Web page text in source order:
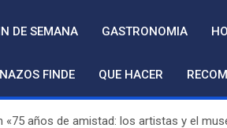
DE SEMANA GASTRONOMIA
FINDE QUE HACER
años de amistad: los artistas y el